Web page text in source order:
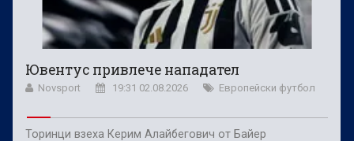
Ювентус привлече нападател
Novsport 19:31 02.08.2026 Европейски футбол
Торинци взеха Керим Алайбегович от Байер